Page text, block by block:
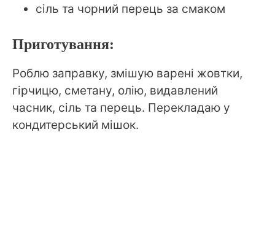
сіль та чорний перець за смаком
Приготування:
Роблю заправку, змішую варені жовтки,
гірчицю, сметану, олію, видавлений
часник, сіль та перець. Перекладаю у
кондитерський мішок.